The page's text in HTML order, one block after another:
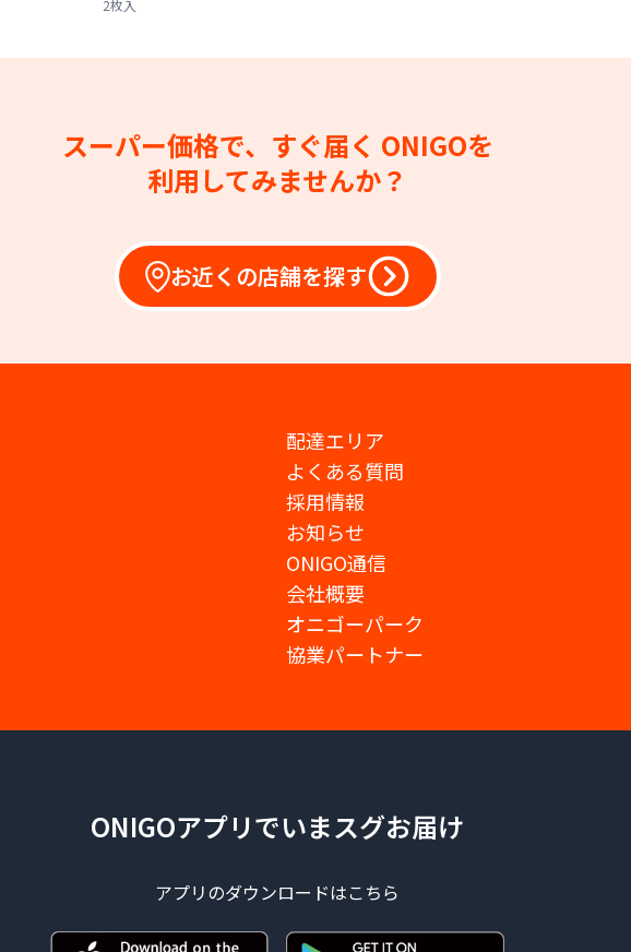
2枚入
スーパー価格で、すぐ届く ONIGOを
利用してみませんか？
お近くの店舗を探す
配達エリア
よくある質問
採用情報
お知らせ
ONIGO通信
会社概要
オニゴーパーク
協業パートナー
ONIGOアプリでいまスグお届け
アプリのダウンロードはこちら